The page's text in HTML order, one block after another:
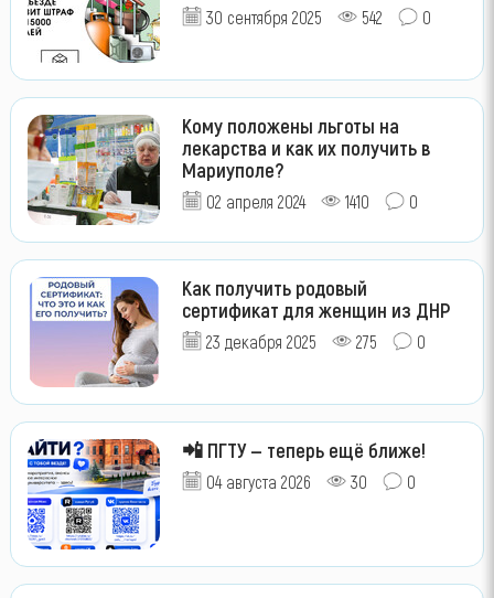
30 сентября 2025 542 0
Кому положены льготы на
лекарства и как их получить в
Мариуполе?
02 апреля 2024 1410 0
Как получить родовый
сертификат для женщин из ДНР
23 декабря 2025 275 0
📲 ПГТУ — теперь ещё ближе!
04 августа 2026 30 0